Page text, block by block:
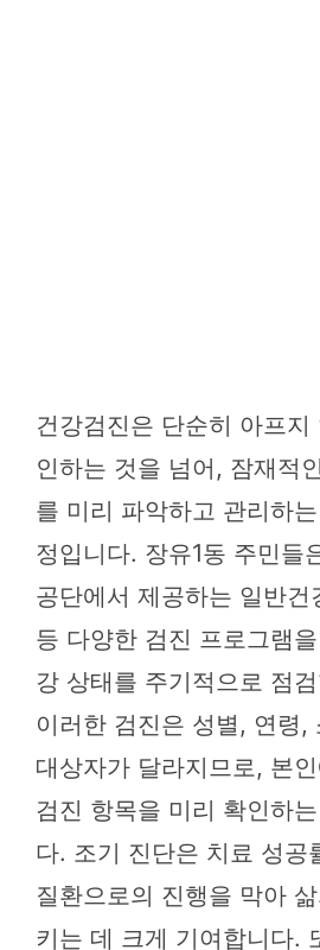
건강검진은 단순히 아프
인하는 것을 넘어, 잠재적
를 미리 파악하고 관리하
정입니다. 장유1동 주민들
공단에서 제공하는 일반건
등 다양한 검진 프로그램
강 상태를 주기적으로 점
이러한 검진은 성별, 연령,
대상자가 달라지므로, 본
검진 항목을 미리 확인하
다. 조기 진단은 치료 성공
질환으로의 진행을 막아
키는 데 크게 기여합니다.